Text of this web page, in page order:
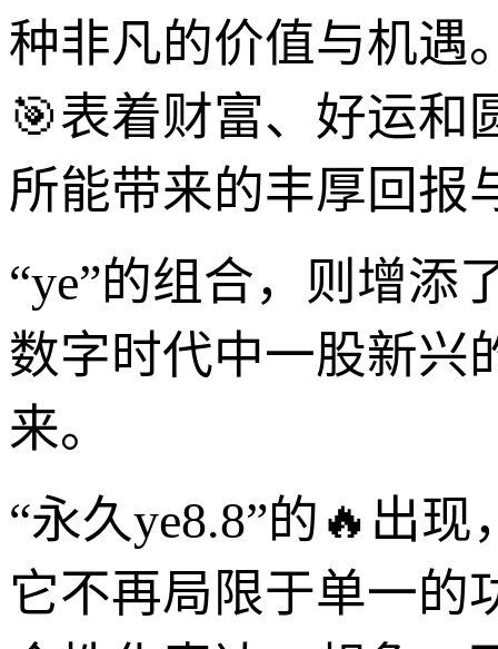
种非凡的价值与机遇
🎯表着财富、好运和
所能带来的丰厚回报
“ye”的组合，则增添
数字时代中一股新兴
来。
“永久ye8.8”的🔥出
它不再局限于单一的